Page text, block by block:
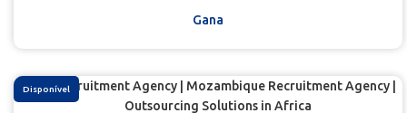
Gana
Disponível